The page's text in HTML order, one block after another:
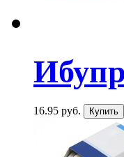
16.95 руб.